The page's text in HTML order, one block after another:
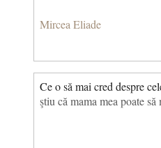
Mircea Eliade
Ce o să mai cred despre
ştiu că mama mea poate